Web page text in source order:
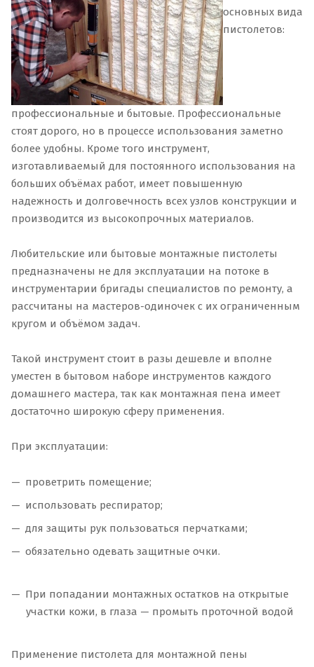
основных вида
пистолетов:
профессиональные и бытовые. Профессиональные
стоят дорого, но в процессе использования заметно
более удобны. Кроме того инструмент,
изготавливаемый для постоянного использования на
больших объёмах работ, имеет повышенную
надежность и долговечность всех узлов конструкции и
производится из высокопрочных материалов.
Любительские или бытовые монтажные пистолеты
предназначены не для эксплуатации на потоке в
инструментарии бригады специалистов по ремонту, а
рассчитаны на мастеров-одиночек с их ограниченным
кругом и объёмом задач.
Такой инструмент стоит в разы дешевле и вполне
уместен в бытовом наборе инструментов каждого
домашнего мастера, так как монтажная пена имеет
достаточно широкую сферу применения.
При эксплуатации:
проветрить помещение;
использовать респиратор;
для защиты рук пользоваться перчатками;
обязательно одевать защитные очки.
При попадании монтажных остатков на открытые
участки кожи, в глаза — промыть проточной водой
Применение пистолета для монтажной пены